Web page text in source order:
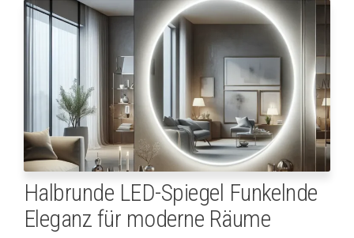
Halbrunde LED-Spiegel Funkelnde
Eleganz für moderne Räume